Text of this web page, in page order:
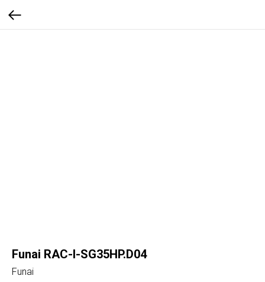
Funai RAC-I-SG35HP.D04
Funai